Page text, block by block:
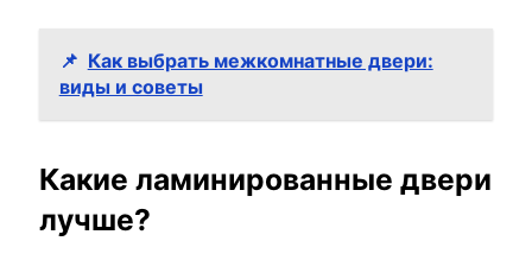
📌 Как выбрать межкомнатные двери:
виды и советы
Какие ламинированные двери
лучше?